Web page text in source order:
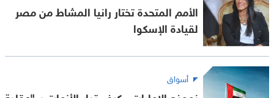
الأمم المتحدة تختار رانيا المشاط من مصر
لقيادة الإسكوا
أسواق